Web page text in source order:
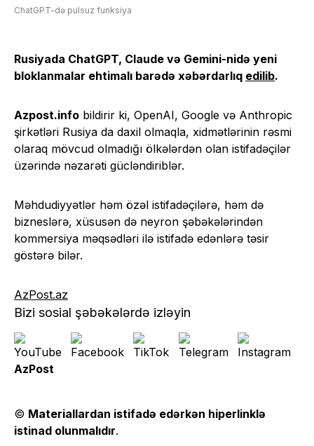
ChatGPT-də pulsuz funksiya
Rusiyada ChatGPT, Claude və Gemini-nidə yeni
bloklanmalar ehtimalı barədə xəbərdarlıq edilib.
Azpost.info bildirir ki, OpenAI, Google və Anthropic
şirkətləri Rusiya da daxil olmaqla, xidmətlərinin rəsmi
olaraq mövcud olmadığı ölkələrdən olan istifadəçilər
üzərində nəzarəti gücləndiriblər.
Məhdudiyyətlər həm özəl istifadəçilərə, həm də
bizneslərə, xüsusən də neyron şəbəkələrindən
kommersiya məqsədləri ilə istifadə edənlərə təsir
göstərə bilər.
AzPost.az
Bizi sosial şəbəkələrdə izləyin
AzPost
© Materiallardan istifadə edərkən hiperlinklə
istinad olunmalıdır.